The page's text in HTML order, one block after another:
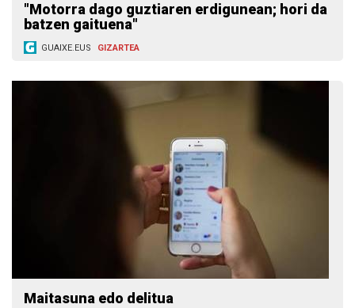
"Motorra dago guztiaren erdigunean; hori da
batzen gaituena"
GUAIXE.EUS GIZARTEA
Maitasuna edo delitua